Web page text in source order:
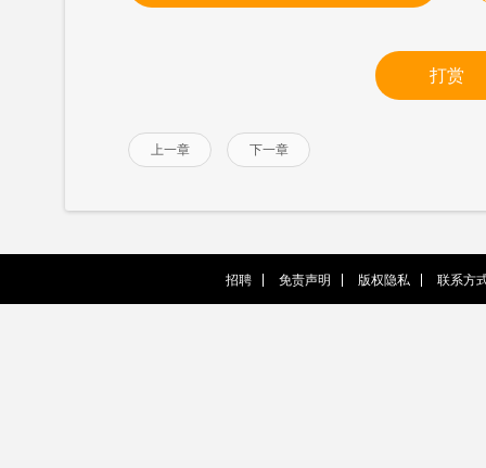
打赏
上一章 下一章
招聘 免责声明 版权隐私 联系方